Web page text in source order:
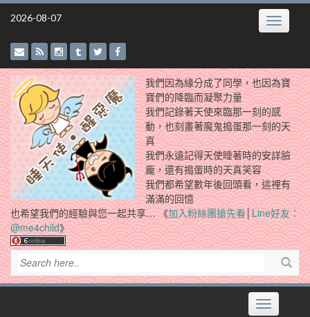
Skip
2026-08-07 Toggle
我們因為緣分成了同學，也因為寶
寶們的降臨而凝聚力量
我們記錄著天使來臨那一刻的感
動，也刻畫著魔鬼搗蛋那一刻的天
真
我們永遠記得天使睡著時的安詳臉
龐，還有搗蛋時的天真笑容
我們都希望數年後回頭看，這裡有
滿滿的回憶
也希望我們的經驗與您一起共享… 《加入粉絲團搶先看│Line好友：
@me4child》
Toggle
navigation